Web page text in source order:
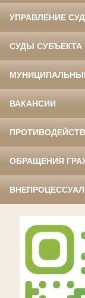
УПРАВЛЕНИЕ
СУДЫ СУБЪЕКТА
ВАКАНСИИ
ОБРАЩЕНИЯ